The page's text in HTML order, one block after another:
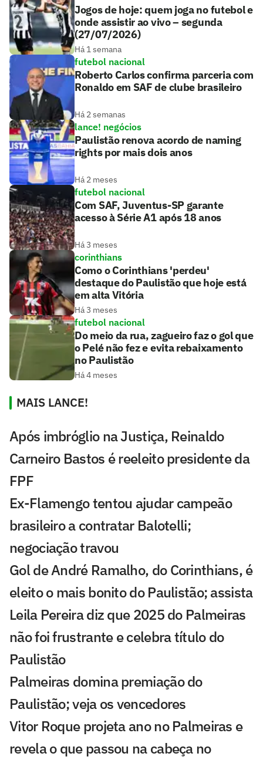
Jogos de hoje: quem joga no futebol e
onde assistir ao vivo – segunda
(27/07/2026)
Há 1 semana
futebol nacional
Roberto Carlos confirma parceria com
Ronaldo em SAF de clube brasileiro
Há 2 semanas
lance! negócios
Paulistão renova acordo de naming
rights por mais dois anos
Há 2 meses
futebol nacional
Com SAF, Juventus-SP garante
acesso à Série A1 após 18 anos
Há 3 meses
corinthians
Como o Corinthians 'perdeu'
destaque do Paulistão que hoje está
em alta Vitória
Há 3 meses
futebol nacional
Do meio da rua, zagueiro faz o gol que
o Pelé não fez e evita rebaixamento
no Paulistão
Há 4 meses
MAIS LANCE!
Após imbróglio na Justiça, Reinaldo
Carneiro Bastos é reeleito presidente da
FPF
Ex-Flamengo tentou ajudar campeão
brasileiro a contratar Balotelli;
negociação travou
Gol de André Ramalho, do Corinthians, é
eleito o mais bonito do Paulistão; assista
Leila Pereira diz que 2025 do Palmeiras
não foi frustrante e celebra título do
Paulistão
Palmeiras domina premiação do
Paulistão; veja os vencedores
Vitor Roque projeta ano no Palmeiras e
revela o que passou na cabeça no